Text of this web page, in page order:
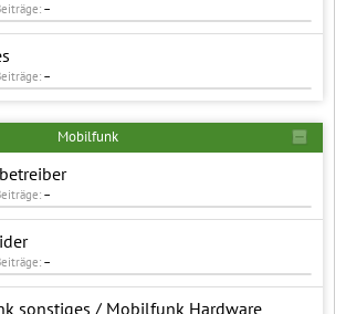
–
–
Mobilfunk
–
–
sonstiges / Mobilfunk Hardware